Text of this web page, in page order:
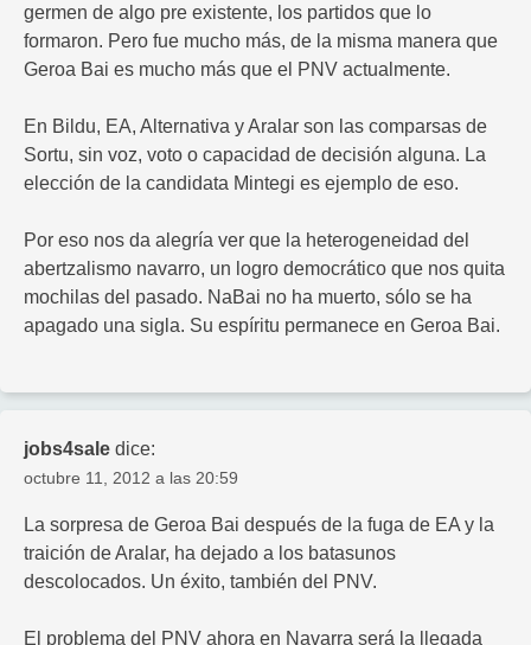
germen de algo pre existente, los partidos que lo
formaron. Pero fue mucho más, de la misma manera que
Geroa Bai es mucho más que el PNV actualmente.
En Bildu, EA, Alternativa y Aralar son las comparsas de
Sortu, sin voz, voto o capacidad de decisión alguna. La
elección de la candidata Mintegi es ejemplo de eso.
Por eso nos da alegría ver que la heterogeneidad del
abertzalismo navarro, un logro democrático que nos quita
mochilas del pasado. NaBai no ha muerto, sólo se ha
apagado una sigla. Su espíritu permanece en Geroa Bai.
jobs4sale dice:
octubre 11, 2012 a las 20:59
La sorpresa de Geroa Bai después de la fuga de EA y la
traición de Aralar, ha dejado a los batasunos
descolocados. Un éxito, también del PNV.
El problema del PNV ahora en Navarra será la llegada